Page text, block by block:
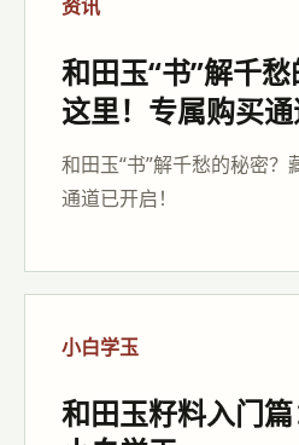
资讯
和田玉“书”解千
这里！专属购买
和田玉“书”解千愁的秘密？
通道已开启！
小白学玉
和田玉籽料入门篇